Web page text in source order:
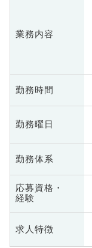
業務内容
勤務時間
勤務曜日
勤務体系
応募資格・
経験
求人特徴